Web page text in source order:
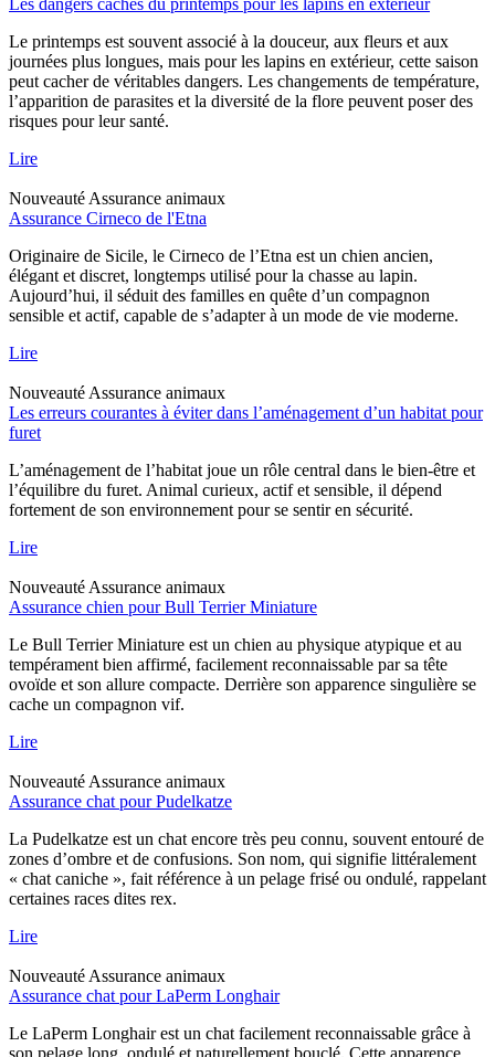
Le printemps est souvent associé à la douceur, aux fleurs et aux
journées plus longues, mais pour les lapins en extérieur, cette saison
peut cacher de véritables dangers. Les changements de température,
l’apparition de parasites et la diversité de la flore peuvent poser des
risques pour leur santé.
Lire
Nouveauté Assurance animaux
Assurance Cirneco de l'Etna
Originaire de Sicile, le Cirneco de l’Etna est un chien ancien,
élégant et discret, longtemps utilisé pour la chasse au lapin.
Aujourd’hui, il séduit des familles en quête d’un compagnon
sensible et actif, capable de s’adapter à un mode de vie moderne.
Lire
Nouveauté Assurance animaux
Les erreurs courantes à éviter dans l’aménagement d’un habitat pour
furet
L’aménagement de l’habitat joue un rôle central dans le bien-être et
l’équilibre du furet. Animal curieux, actif et sensible, il dépend
fortement de son environnement pour se sentir en sécurité.
Lire
Nouveauté Assurance animaux
Assurance chien pour Bull Terrier Miniature
Le Bull Terrier Miniature est un chien au physique atypique et au
tempérament bien affirmé, facilement reconnaissable par sa tête
ovoïde et son allure compacte. Derrière son apparence singulière se
cache un compagnon vif.
Lire
Nouveauté Assurance animaux
Assurance chat pour Pudelkatze
La Pudelkatze est un chat encore très peu connu, souvent entouré de
zones d’ombre et de confusions. Son nom, qui signifie littéralement
« chat caniche », fait référence à un pelage frisé ou ondulé, rappelant
certaines races dites rex.
Lire
Nouveauté Assurance animaux
Assurance chat pour LaPerm Longhair
Le LaPerm Longhair est un chat facilement reconnaissable grâce à
son pelage long, ondulé et naturellement bouclé. Cette apparence